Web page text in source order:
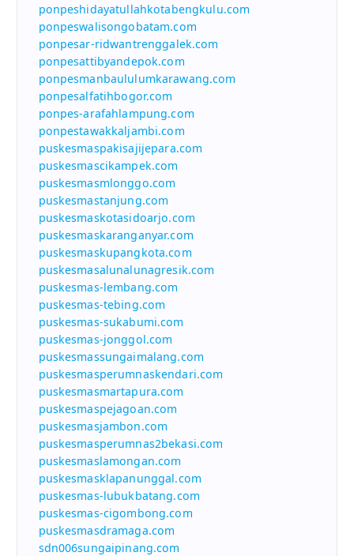
ponpeshidayatullahkotabengkulu.com
ponpeswalisongobatam.com
ponpesar-ridwantrenggalek.com
ponpesattibyandepok.com
ponpesmanbaululumkarawang.com
ponpesalfatihbogor.com
ponpes-arafahlampung.com
ponpestawakkaljambi.com
puskesmaspakisajijepara.com
puskesmascikampek.com
puskesmasmlonggo.com
puskesmastanjung.com
puskesmaskotasidoarjo.com
puskesmaskaranganyar.com
puskesmaskupangkota.com
puskesmasalunalunagresik.com
puskesmas-lembang.com
puskesmas-tebing.com
puskesmas-sukabumi.com
puskesmas-jonggol.com
puskesmassungaimalang.com
puskesmasperumnaskendari.com
puskesmasmartapura.com
puskesmaspejagoan.com
puskesmasjambon.com
puskesmasperumnas2bekasi.com
puskesmaslamongan.com
puskesmasklapanunggal.com
puskesmas-lubukbatang.com
puskesmas-cigombong.com
puskesmasdramaga.com
sdn006sungaipinang.com